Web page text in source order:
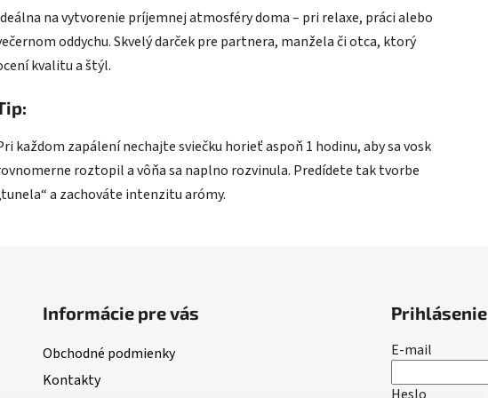
na vytvorenie príjemnej atmosféry doma – pri relaxe, práci alebo
oddychu. Skvelý darček pre partnera, manžela či otca, ktorý
kvalitu a štýl.
každom zapálení nechajte sviečku horieť aspoň 1 hodinu, aby sa vosk
roztopil a vôňa sa naplno rozvinula. Predídete tak tvorbe
a zachováte intenzitu arómy.
Informácie pre vás
Obchodné podmienky
Kontakty
Prihlásenie
E-mail